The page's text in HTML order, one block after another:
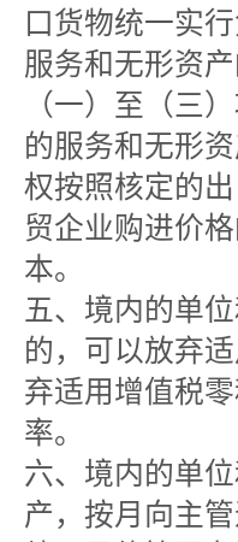
口货物统一实
服务和无形资
（一）至（三
的服务和无形
权按照核定的
贸企业购进价
本。
五、境内的单
的，可以放弃
弃适用增值税
率。
六、境内的单
产，按月向主